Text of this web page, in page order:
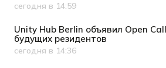
Дата публикации
сегодня в 14:59
Unity Hub Berlin объявил Open
будущих резидентов
Дата публикации
сегодня в 14:36